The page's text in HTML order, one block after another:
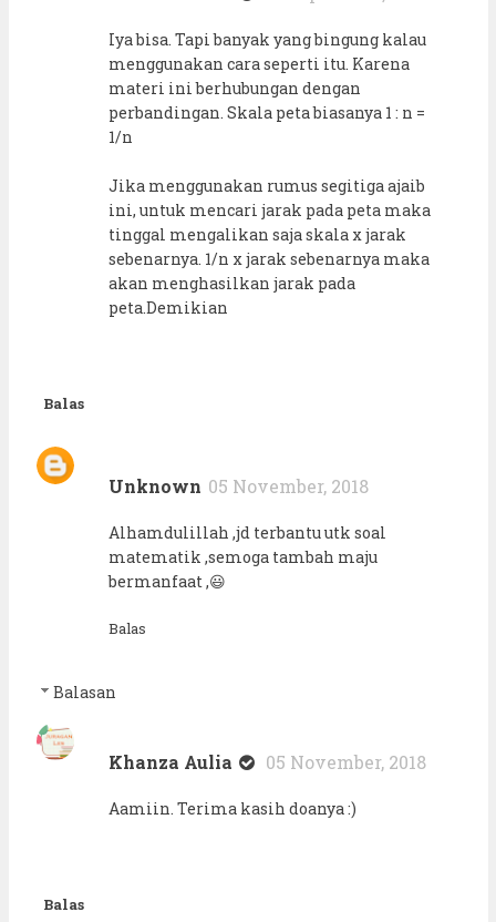
Iya bisa. Tapi banyak yang bingung kalau
menggunakan cara seperti itu. Karena
materi ini berhubungan dengan
perbandingan. Skala peta biasanya 1 : n =
1/n
Jika menggunakan rumus segitiga ajaib
ini, untuk mencari jarak pada peta maka
tinggal mengalikan saja skala x jarak
sebenarnya. 1/n x jarak sebenarnya maka
akan menghasilkan jarak pada
peta.Demikian
Balas
Unknown 05 November, 2018
Alhamdulillah ,jd terbantu utk soal
matematik ,semoga tambah maju
bermanfaat ,😃
Balas
Balasan
Khanza Aulia 05 November, 2018
Aamiin. Terima kasih doanya :)
Balas